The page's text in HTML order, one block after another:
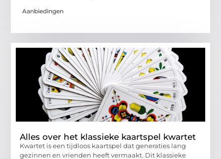
Aanbiedingen
Alles over het klassieke kaartspel kwartet
Kwartet is een tijdloos kaartspel dat generaties lang
gezinnen en vrienden heeft vermaakt. Dit klassieke